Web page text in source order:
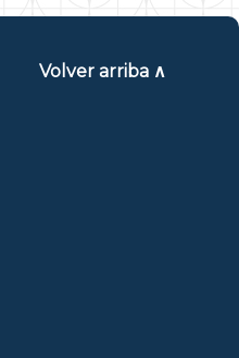
Volver arriba ∧